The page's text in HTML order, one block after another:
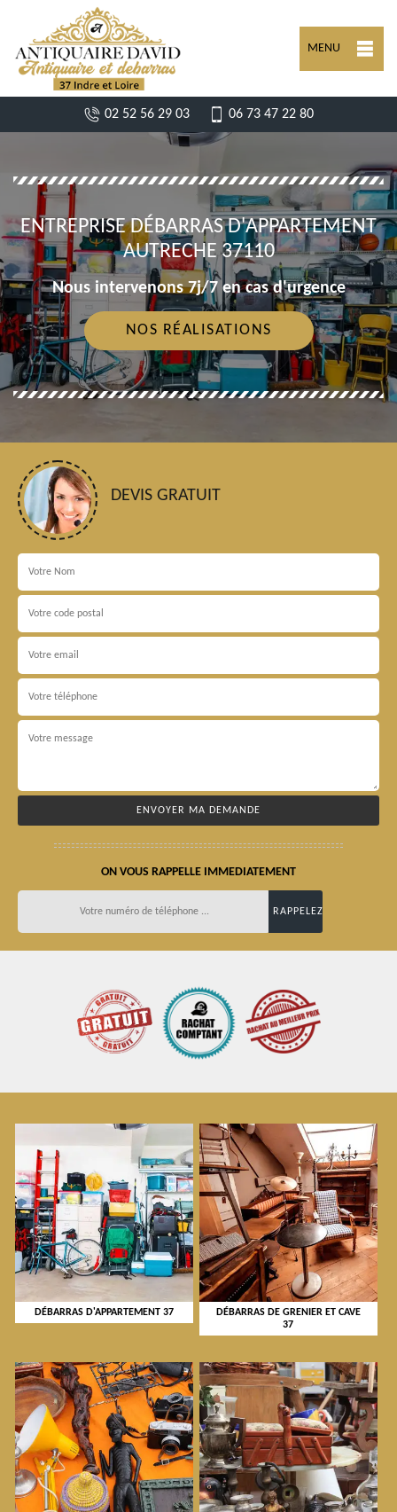
MENU
02 52 56 29 03 06 73 47 22 80
ENTREPRISE DÉBARRAS D'APPARTEMENT
AUTRECHE 37110
Nous intervenons 7j/7 en cas d'urgence
NOS RÉALISATIONS
DEVIS GRATUIT
ON VOUS RAPPELLE IMMEDIATEMENT
DÉBARRAS D'APPARTEMENT 37
DÉBARRAS DE GRENIER ET CAVE
37